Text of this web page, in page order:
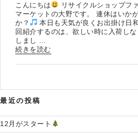
こんにちは
リサイクルショップフ
マーケットの大野です。 連休はいか
か？
本日も天気が良くお出掛け日
回紹介するのは、欲しい時に入荷し
しまし …
“キ
チ
多
入
荷
続きを読む
最近の投稿
12月がスタート